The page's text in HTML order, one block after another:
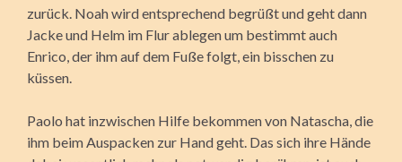
zurück. Noah wird entsprechend begrüßt und geht dann
Jacke und Helm im Flur ablegen um bestimmt auch
Enrico, der ihm auf dem Fuße folgt, ein bisschen zu
küssen.
Paolo hat inzwischen Hilfe bekommen von Natascha, die
ihm beim Auspacken zur Hand geht. Das sich ihre Hände